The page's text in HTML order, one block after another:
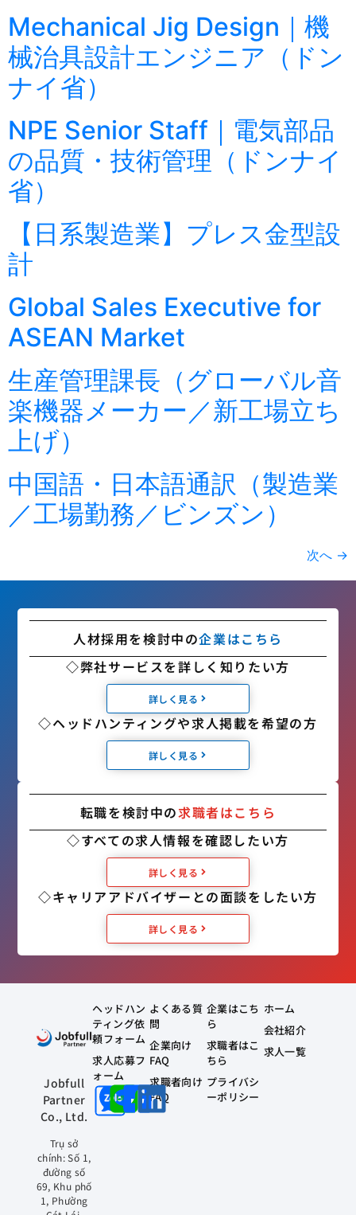
Mechanical Jig Design｜機
械治具設計エンジニア（ドン
ナイ省）
NPE Senior Staff｜電気部品
の品質・技術管理（ドンナイ
省）
【日系製造業】プレス金型設
計
Global Sales Executive for
ASEAN Market
生産管理課長（グローバル音
楽機器メーカー／新工場立ち
上げ）
中国語・日本語通訳（製造業
／工場勤務／ビンズン）
次へ →
人材採用を検討中の企業はこちら
◇弊社サービスを詳しく知りたい方
詳しく見る
◇ヘッドハンティングや求人掲載を希望の方
詳しく見る
転職を検討中の求職者はこちら
◇すべての求人情報を確認したい方
詳しく見る
◇キャリアアドバイザーとの面談をしたい方
詳しく見る
Jobfull
Partner
Co., Ltd.
Trụ sở
chính: Số 1,
đường số
69, Khu phố
1, Phường
ホーム
会社紹介
求人一覧
企業はこち
ら
求職者はこ
ちら
プライバシ
ーポリシー
よくある質
問
企業向け
FAQ
求職者向け
FAQ
ヘッドハン
ティング依
頼フォーム
求人応募フ
ォーム